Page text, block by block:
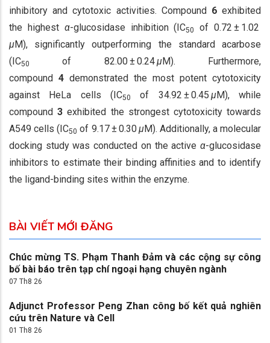
inhibitory and cytotoxic activities. Compound 6exhibited
the highest α-glucosidase inhibition (IC50
of 0.72 ± 1.02
µM), significantly outperforming the standard acarbose
(IC50 of 82.00 ± 0.24μM). Furthermore,
compound 4 demonstrated the most potent cytotoxicity
against HeLa cells (IC50 of 34.92 ± 0.45 μM), while
compound3 exhibited the strongest cytotoxicity towards
A549 cells (IC50 of 9.17 ± 0.30μM). Additionally, a molecular
docking study was conducted on the active α-glucosidase
inhibitors to estimate their binding affinities and to identify
the ligand-binding sites within the enzyme.
BÀI VIẾT MỚI ĐĂNG
Chúc mừng TS. Phạm Thanh Đảm và các cộng sự công
bố bài báo trên tạp chí ngoại hạng chuyên ngành
07 Th8 26
Adjunct Professor Peng Zhan công bố kết quả nghiên
cứu trên Nature và Cell
01 Th8 26